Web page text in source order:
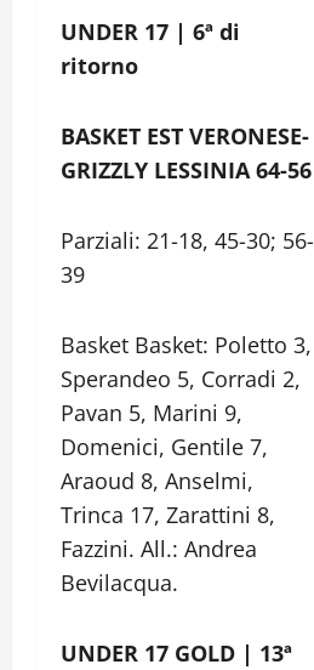
UNDER 17 | 6ª di
ritorno
BASKET EST VERONESE-
GRIZZLY LESSINIA 64-56
Parziali: 21-18, 45-30; 56-
39
Basket Basket: Poletto 3,
Sperandeo 5, Corradi 2,
Pavan 5, Marini 9,
Domenici, Gentile 7,
Araoud 8, Anselmi,
Trinca 17, Zarattini 8,
Fazzini. All.: Andrea
Bevilacqua.
UNDER 17 GOLD | 13ª